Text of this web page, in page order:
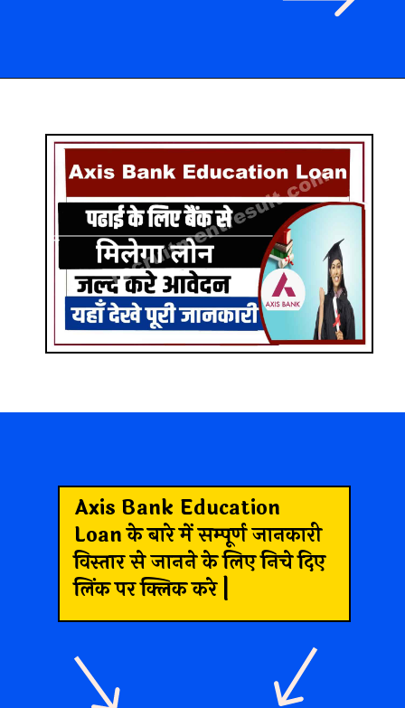
Axis Bank Education
Loan के बारे में सम्पूर्ण जानकारी
विस्तार से जानने के लिए निचे दिए
लिंक पर क्लिक करे |